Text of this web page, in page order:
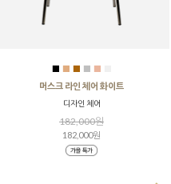
■ ■ ■ ■ ■
머스크 라인 체어 화이트
디자인 체어
182,000원
182,000원